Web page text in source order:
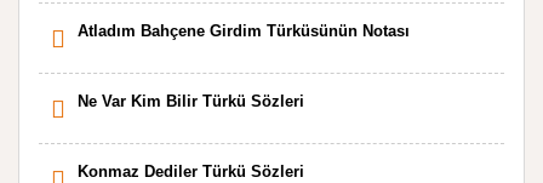
Atladım Bahçene Girdim Türküsünün Notası
Ne Var Kim Bilir Türkü Sözleri
Konmaz Dediler Türkü Sözleri